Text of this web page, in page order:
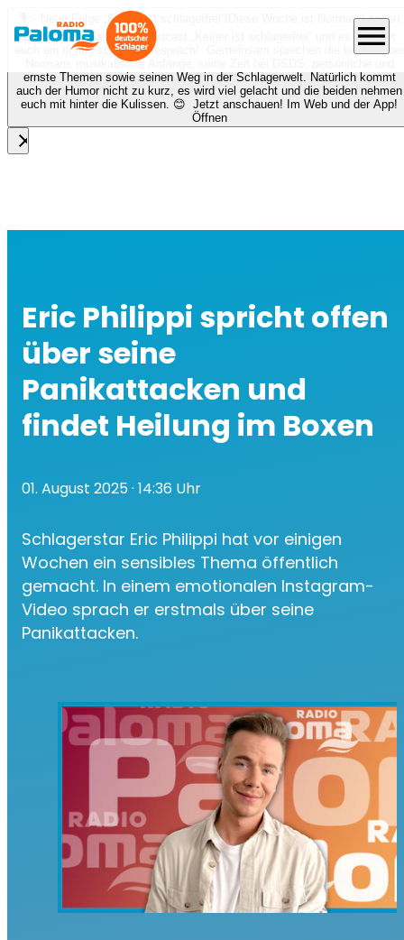
🎙️✨ Neue Folge „Keiner ist schlagerfrei“!
Diese Woche ist Norman Langen
bei Nora zu Gast beim Podcast „Keiner ist schlagerfrei“ und es erwartet
euch ein richtig schönes Gespräch! Gemeinsam sprechen die beiden über
Normans musikalische Anfänge, seine Zeit bei DSDS, persönliche und
ernste Themen sowie seinen Weg in der Schlagerwelt. Natürlich kommt
auch der Humor nicht zu kurz, es wird viel gelacht und die beiden nehmen
euch mit hinter die Kulissen. 😊 Jetzt anschauen! Im Web und der App!
Öffnen
close
menu
Eric Philippi spricht offen
über seine
Panikattacken und
findet Heilung im Boxen
01. August 2025· 14:36 Uhr
Schlagerstar Eric Philippi hat vor einigen
Wochen ein sensibles Thema öffentlich
gemacht. In einem emotionalen Instagram-
Video sprach er erstmals über seine
Panikattacken.